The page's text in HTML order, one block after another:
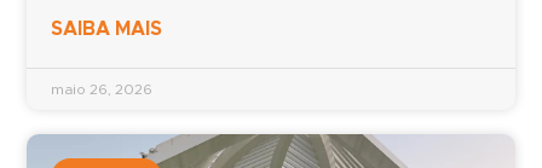
SAIBA MAIS
maio 26, 2026